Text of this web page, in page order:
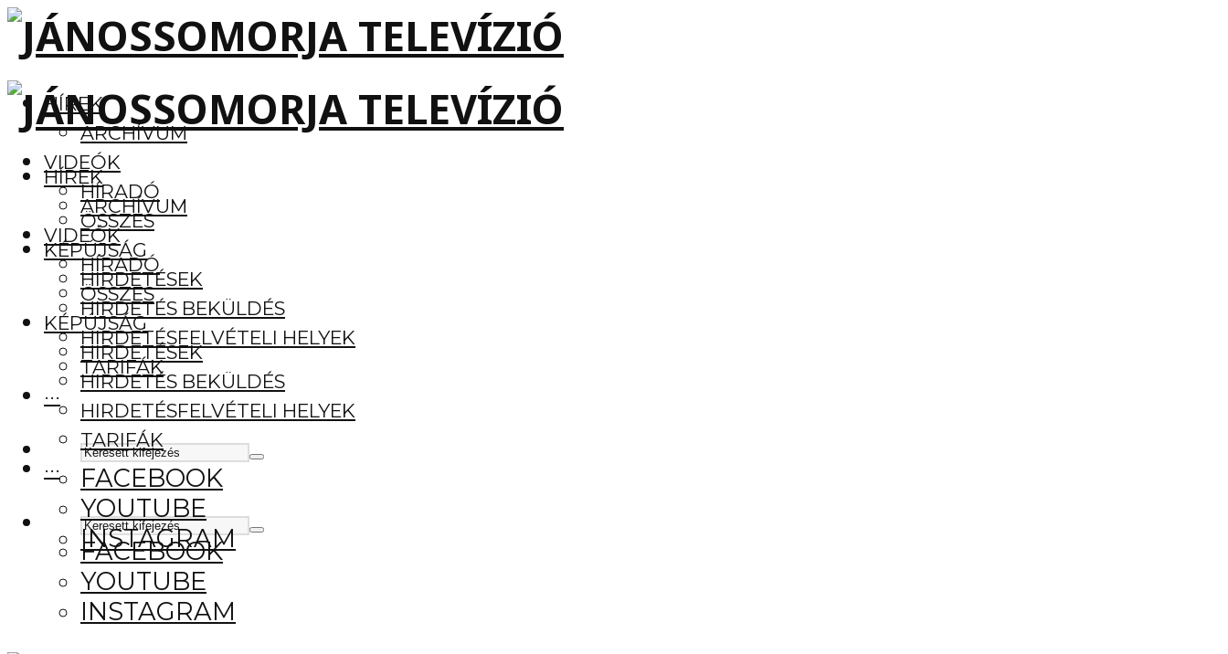
HÍREK
ARCHÍVUM
VIDEÓK
HÍRADÓ
ÖSSZES
KÉPÚJSÁG
HIRDETÉSEK
HIRDETÉS BEKÜLDÉS
HIRDETÉSFELVÉTELI HELYEK
TARIFÁK
···
FACEBOOK
YOUTUBE
INSTAGRAM
HÍREK
ARCHÍVUM
VIDEÓK
HÍRADÓ
ÖSSZES
KÉPÚJSÁG
HIRDETÉSEK
HIRDETÉS BEKÜLDÉS
HIRDETÉSFELVÉTELI HELYEK
TARIFÁK
···
FACEBOOK
YOUTUBE
INSTAGRAM